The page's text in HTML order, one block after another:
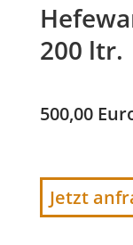
200 ltr.
500,00
Jetzt